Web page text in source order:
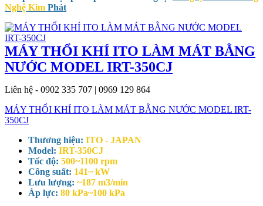
Nghệ Kim Phát
MÁY THỔI KHÍ ITO LÀM MÁT BẰNG
NƯỚC MODEL IRT-350CJ
Liên hệ - 0902 335 707 | 0969 129 864
MÁY THỔI KHÍ ITO LÀM MÁT BẰNG NƯỚC MODEL IRT-
350CJ
Thương hiệu: ITO - JAPAN
Model: IRT-350CJ
Tốc độ: 500~1100 rpm
Công suất: 141~ kW
Lưu lượng: ~187 m3/min
Áp lực: 80 kPa~100 kPa